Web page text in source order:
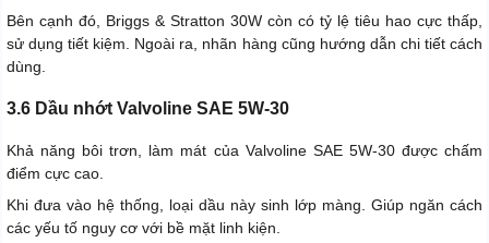
Bên cạnh đó, Briggs & Stratton 30W còn có tỷ lệ tiêu hao cực thấp,
sử dụng tiết kiệm. Ngoài ra, nhãn hàng cũng hướng dẫn chi tiết cách
dùng.
3.6 Dầu nhớt Valvoline SAE 5W-30
Khả năng bôi trơn, làm mát của Valvoline SAE 5W-30 được chấm
điểm cực cao.
Khi đưa vào hệ thống, loại dầu này sinh lớp màng. Giúp ngăn cách
các yếu tố nguy cơ với bề mặt linh kiện.